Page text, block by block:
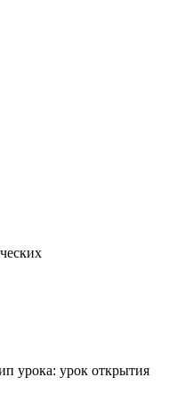
урока: урок открытия